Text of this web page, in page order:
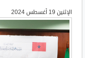
الإثنين 19 أغسطس 2024